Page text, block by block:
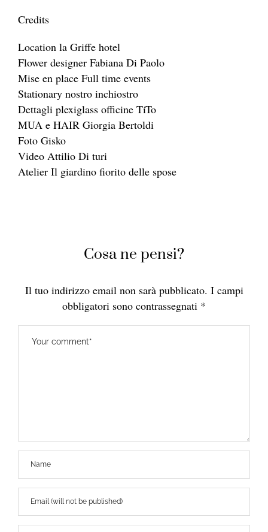
Credits
Location la Griffe hotel
Flower designer Fabiana Di Paolo
Mise en place Full time events
Stationary nostro inchiostro
Dettagli plexiglass officine TiTo
MUA e HAIR Giorgia Bertoldi
Foto Gisko
Video Attilio Di turi
Atelier Il giardino fiorito delle spose
Cosa ne pensi?
Il tuo indirizzo email non sarà pubblicato. I campi
obbligatori sono contrassegnati *